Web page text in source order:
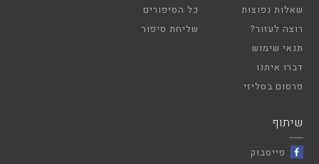
שאלות נפוצות
רוצה לעזור?
תנאי שימוש
דברו איתנו
פרסום בסליזי
כל הסיפורים
שליחת סיפור
שיתוף
פייסבוק